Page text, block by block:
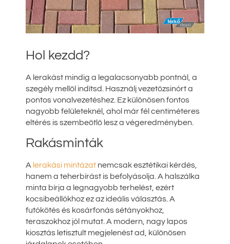
Hol kezdd?
A lerakást mindig a legalacsonyabb pontnál, a
szegély mellől indítsd. Használj vezetőzsinórt a
pontos vonalvezetéshez. Ez különösen fontos
nagyobb felületeknél, ahol már fél centiméteres
eltérés is szembeötlő lesz a végeredményben.
Rakásminták
A lerakási mintázat nemcsak esztétikai kérdés,
hanem a teherbírást is befolyásolja. A halszálka
minta bírja a legnagyobb terhelést, ezért
kocsibeállókhoz ez az ideális választás. A
futókötés és kosárfonás sétányokhoz,
teraszokhoz jól mutat. A modern, nagy lapos
kiosztás letisztult megjelenést ad, különösen